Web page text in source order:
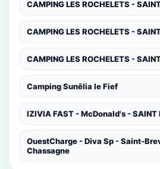
CAMPING LES ROCHELETS -
CAMPING LES ROCHELETS -
CAMPING LES ROCHELETS -
Camping Sunêlia le Fief
IZIVIA FAST - McDonald's - SAINT
OuestCharge - Diva Sp - Saint-
Chassagne